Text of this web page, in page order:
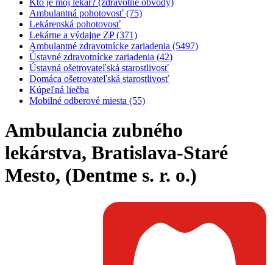
Kto je môj lekár? (zdravotné obvody)
Ambulantná pohotovosť (75)
Lekárenská pohotovosť
Lekárne a výdajne ZP (371)
Ambulantné zdravotnícke zariadenia (5497)
Ústavné zdravotnícke zariadenia (42)
Ústavná ošetrovateľská starostlivosť
Domáca ošetrovateľská starostlivosť
Kúpeľná liečba
Mobilné odberové miesta (55)
Ambulancia zubného
lekárstva, Bratislava-Staré
Mesto, (Dentme s. r. o.)